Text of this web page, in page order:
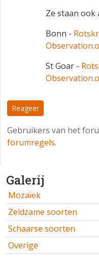
Galerij
Mozaïek
Zeldzame soorten
Schaarse soorten
Overige
Ze staan ook
Bonn -
St Goar -
Reageer
Gebruikers van het
forumregels.